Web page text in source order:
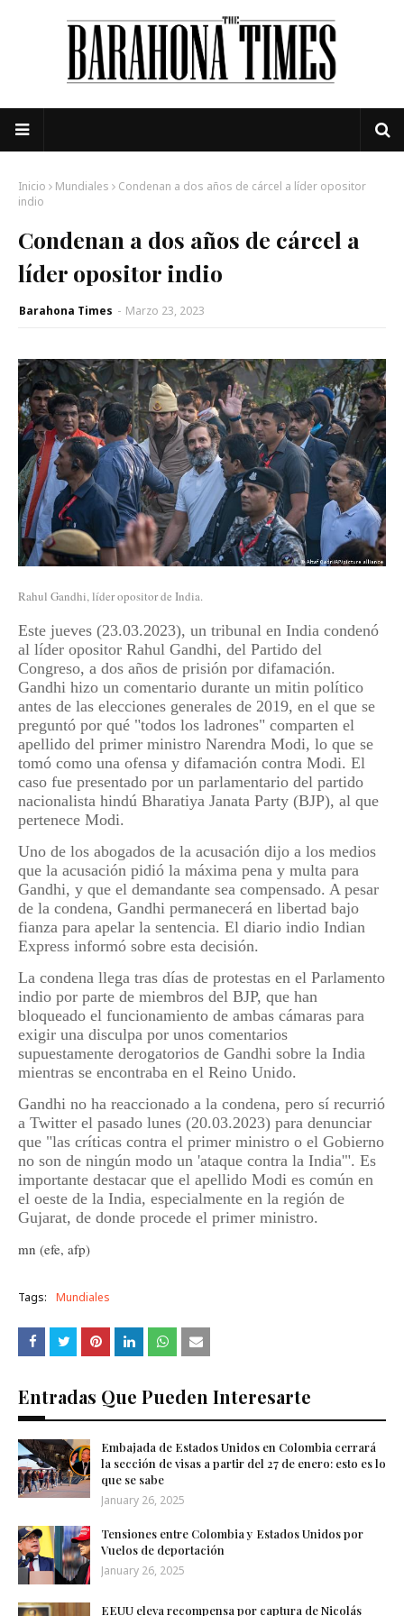
Inicio Mundiales
Condenan a dos años de cárcel a líder opositor
indio
Condenan a dos años de cárcel a
líder opositor indio
Barahona Times - Marzo 23, 2023
Rahul Gandhi, líder opositor de India.
Este jueves (23.03.2023), un tribunal en India condenó
al líder opositor Rahul Gandhi, del Partido del
Congreso, a dos años de prisión por difamación.
Gandhi hizo un comentario durante un mitin político
antes de las elecciones generales de 2019, en el que se
preguntó por qué "todos los ladrones" comparten el
apellido del primer ministro Narendra Modi, lo que se
tomó como una ofensa y difamación contra Modi. El
caso fue presentado por un parlamentario del partido
nacionalista hindú Bharatiya Janata Party (BJP), al que
pertenece Modi.
Uno de los abogados de la acusación dijo a los medios
que la acusación pidió la máxima pena y multa para
Gandhi, y que el demandante sea compensado. A pesar
de la condena, Gandhi permanecerá en libertad bajo
fianza para apelar la sentencia. El diario indio Indian
Express informó sobre esta decisión.
La condena llega tras días de protestas en el Parlamento
indio por parte de miembros del BJP, que han
bloqueado el funcionamiento de ambas cámaras para
exigir una disculpa por unos comentarios
supuestamente derogatorios de Gandhi sobre la India
mientras se encontraba en el Reino Unido.
Gandhi no ha reaccionado a la condena, pero sí recurrió
a Twitter el pasado lunes (20.03.2023) para denunciar
que "las críticas contra el primer ministro o el Gobierno
no son de ningún modo un 'ataque contra la India'". Es
importante destacar que el apellido Modi es común en
el oeste de la India, especialmente en la región de
Gujarat, de donde procede el primer ministro.
mn (efe, afp)
Tags: Mundiales
Entradas Que Pueden Interesarte
Embajada de Estados Unidos en Colombia cerrará
la sección de visas a partir del 27 de enero: esto es lo
que se sabe
January 26, 2025
Tensiones entre Colombia y Estados Unidos por
Vuelos de deportación
January 26, 2025
EEUU eleva recompensa por captura de Nicolás